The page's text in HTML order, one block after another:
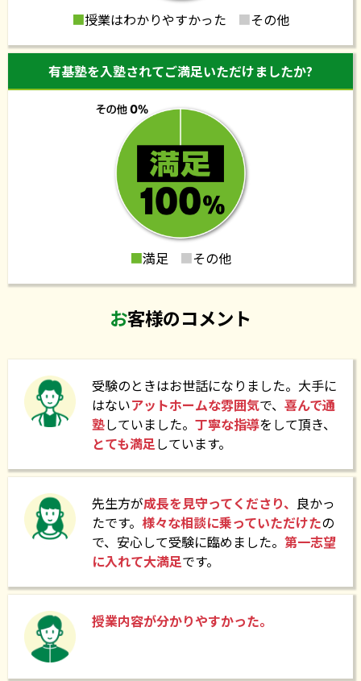
2026.01.23
2026年度 有基塾 私立中学合格実績
有基塾私立中高個別相談会
2026年度 甲南中学Ⅰ期b入試対策講座
2025.09.25
『有基塾主催私立中学校入試個別相談会』を開催いた
します。
2025.08.23
『有基塾対象説明会』を開催していただきました。
2025.06.03
有基塾【2025私立中学受験夏期講習】
2025.02.12
■授業はわかりやすかった ■その他
有基塾を入塾されてご満足いただけましたか?
■満足 ■その他
お客様のコメント
受験のときはお世話になりました。大手に
はないアットホームな雰囲気で、 喜んで通
塾していました。 丁寧な指導をして頂き、
とても満足しています。
先生方が成長を見守ってくださり、 良かっ
たです。 様々な相談に乗っていただけたの
で、安心して受験に臨めました。 第一志望
に入れて大満足です。
授業内容が分かりやすかった。